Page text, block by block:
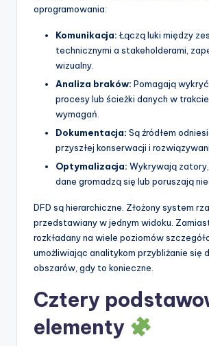
oprogramowania:
Komunikacja: Łączą luki między
technicznymi a stakeholderami,
wizualny.
Analiza braków: Pomagają
procesy lub ścieżki danych w
wymagań.
Dokumentacja: Są źródłem
przyszłej konserwacji i
Optymalizacja: Wykrywają
dane gromadzą się lub poruszają
DFD są hierarchiczne. Złożony system
przedstawiany w jednym widoku.
rozkładany na wiele poziomów
umożliwiając analitykom przybliżanie się
obszarów, gdy to konieczne.
Cztery
elementy